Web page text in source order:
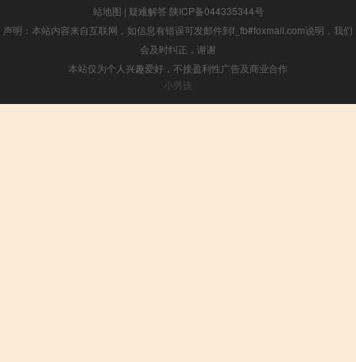
站地图 | 疑难解答 陕ICP备044335344号
声明：本站内容来自互联网，如信息有错误可发邮件到f_fb#foxmail.com说明，我们
会及时纠正，谢谢
本站仅为个人兴趣爱好，不接盈利性广告及商业合作
小男孩